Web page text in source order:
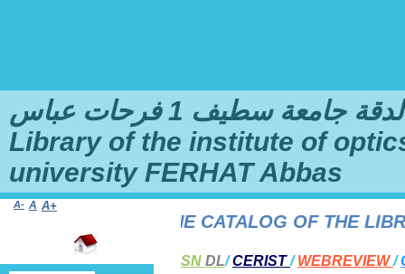
سطيف 1 فرحات عباس
Library of the institute of
university FERHAT Abbas
SN DL/CERIST/WEBREVIEW/
TO THE ONLINE CATALOG OF THE
A- A A+